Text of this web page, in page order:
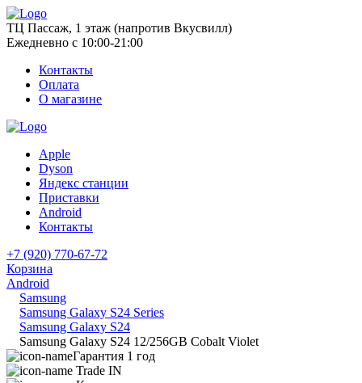
ТЦ Пассаж, 1 этаж (напротив Вкусвилл)
Ежедневно с 10:00-21:00
Контакты
Оплата
О магазине
Apple
Dyson
Яндекс станции
Приставки
Android
Контакты
+7 (920) 770-67-72
Корзина
Android
Samsung
Samsung Galaxy S24 Series
Samsung Galaxy S24
Samsung Galaxy S24 12/256GB Cobalt Violet
Гарантия 1 год
Trade IN